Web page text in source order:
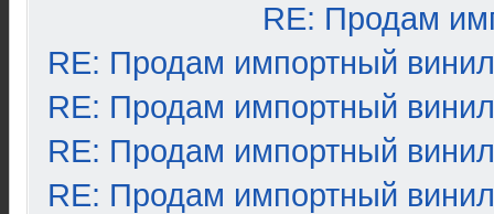
RE: Продам
RE: Продам импортный винил
RE: Продам импортный винил
RE: Продам импортный винил
RE: Продам импортный винил